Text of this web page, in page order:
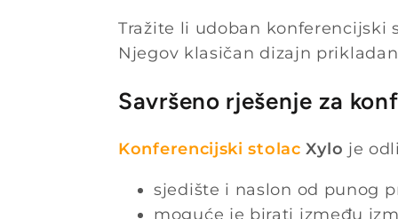
Tražite li udoban
Njegov klasičan dizajn
Savršeno rješenje za
Konferencijski stolac Xylo je
sjedište i naslon od punog
moguće je birati između